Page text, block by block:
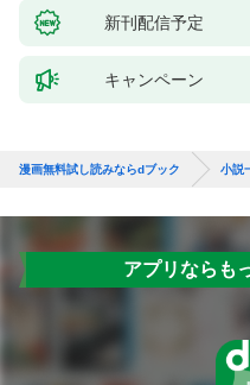
新刊配信予定
キャンペーン
漫画無料試し読みならdブック 小説
アプリならも